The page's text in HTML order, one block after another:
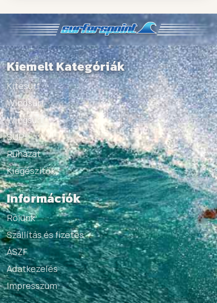
Kiemelt Kategóriák
Kitesurf
Windsurf
Wingsurf
SUP
Ruházat
Kiegészítők
Információk
Rólunk
Szállítás és fizetés
ÁSZF
Adatkezelés
Impresszum